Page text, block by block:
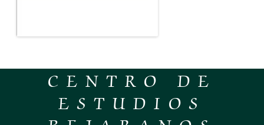
CENTRO DE
ESTUDIOS